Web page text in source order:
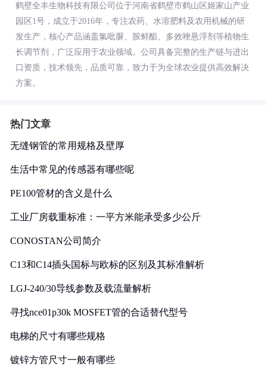
鹤壁全丰生物科技有限公司位于河南省鹤壁市鹤山区姬家山产业
园区1号，成立于2016年，专注农药、水溶肥料及农用机械的研
发生产，核心产品涵盖氯吡脲、胺鲜酯、多效唑悬浮剂等植物生
长调节剂，广泛应用于农业领域。公司具备完整的生产链与进出
口资质，技术领先，品质可靠，致力于为全球农业提供高效解决
方案。
热门文章
无缝钢管的常用规格及壁厚
生活中常见的传感器有哪些呢
PE100管材的含义是什么
工业厂房载重标准：一平方米能承受多少公斤
CONOSTAN公司简介
C13和C14插头国标与欧标的区别及其标准解析
LGJ-240/30导线参数及载流量解析
寻找nce01p30k MOSFET管的合适替代型号
电梯的尺寸有哪些规格
镀锌方管尺寸一般有哪些